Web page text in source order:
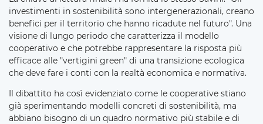
investimenti in sostenibilità sono intergenerazionali, creano
benefici per il territorio che hanno ricadute nel futuro". Una
visione di lungo periodo che caratterizza il modello
cooperativo e che potrebbe rappresentare la risposta più
efficace alle "vertigini green" di una transizione ecologica
che deve fare i conti con la realtà economica e normativa.
Il dibattito ha così evidenziato come le cooperative stiano
già sperimentando modelli concreti di sostenibilità, ma
abbiano bisogno di un quadro normativo più stabile e di